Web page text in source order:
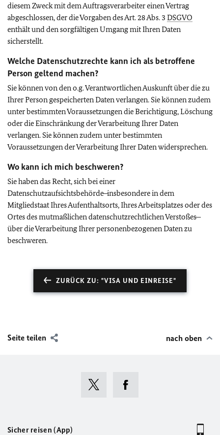
diesem Zweck mit dem Auftragsverarbeiter einen Vertrag
abgeschlossen, der die Vorgaben des Art. 28 Abs. 3 DSGVO
enthält und den sorgfältigen Umgang mit Ihren Daten
sicherstellt.
Welche Datenschutzrechte kann ich als betroffene
Person geltend machen?
Sie können von den o.g. Verantwortlichen Auskunft über die zu
Ihrer Person gespeicherten Daten verlangen. Sie können zudem
unter bestimmten Voraussetzungen die Berichtigung, Löschung
oder die Einschränkung der Verarbeitung Ihrer Daten
verlangen. Sie können zudem unter bestimmten
Voraussetzungen der Verarbeitung Ihrer Daten widersprechen.
Wo kann ich mich beschweren?
Sie haben das Recht, sich bei einer
Datenschutzaufsichtsbehörde ̶ insbesondere in dem
Mitgliedstaat Ihres Aufenthaltsorts, Ihres Arbeitsplatzes oder des
Ortes des mutmaßlichen datenschutzrechtlichen Verstoßes ̶
über die Verarbeitung Ihrer personenbezogenen Daten zu
beschweren.
ZURÜCK ZU: "VISA UND EINREISE"
Seite teilen nach oben
Sicher reisen (App)